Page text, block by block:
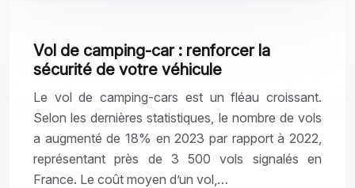
Vol de camping-car : renforcer la
sécurité de votre véhicule
Le vol de camping-cars est un fléau croissant.
Selon les dernières statistiques, le nombre de vols
a augmenté de 18% en 2023 par rapport à 2022,
représentant près de 3 500 vols signalés en
France. Le coût moyen d’un vol,…